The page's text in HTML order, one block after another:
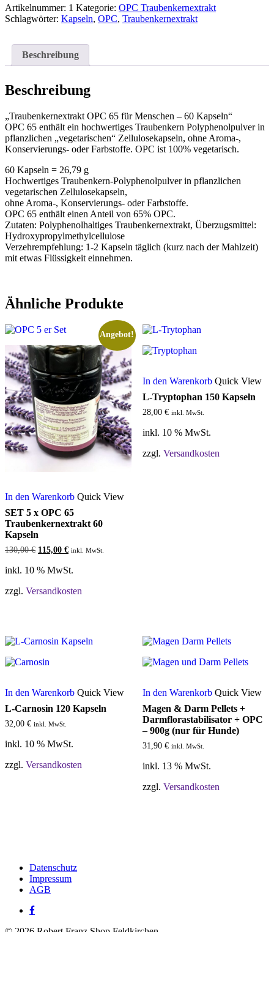
60
Kapseln
Artikelnummer: 1 Kategorie: OPC Traubenkernextrakt
Schlagwörter: Kapseln, OPC, Traubenkernextrakt
Beschreibung
Beschreibung
„Traubenkernextrakt OPC 65 für Menschen – 60 Kapseln“
OPC 65 enthält ein hochwertiges Traubenkern Polyphenolpulver in
pflanzlichen „vegetarischen“ Zellulosekapseln, ohne Aroma-,
Konservierungs- oder Farbstoffe. OPC ist 100% vegetarisch.
60 Kapseln = 26,79 g
Hochwertiges Traubenkern-Polyphenolpulver in pflanzlichen
vegetarischen Zellulosekapseln,
ohne Aroma-, Konservierungs- oder Farbstoffe.
OPC 65 enthält einen Anteil von 65% OPC.
Zutaten: Polyphenolhaltiges Traubenkernextrakt, Überzugsmittel:
Hydroxypropylmethylcellulose
Verzehrempfehlung: 1-2 Kapseln täglich (kurz nach der Mahlzeit)
mit etwas Flüssigkeit einnehmen.
Ähnliche Produkte
Angebot!
In den Warenkorb Quick View
SET 5 x OPC 65
Traubenkernextrakt 60
Kapseln
130,00€ Ursprünglicher
war:
115,00 €Aktueller
ist:
inkl. MwSt.
inkl. 10 % MwSt.
zzgl. Versandkosten
In den Warenkorb Quick View
L-Tryptophan 150 Kapseln
28,00 € inkl. MwSt.
inkl. 10 % MwSt.
zzgl. Versandkosten
In den Warenkorb Quick View
L-Carnosin 120 Kapseln
32,00 € inkl. MwSt.
inkl. 10 % MwSt.
zzgl. Versandkosten
In den Warenkorb Quick View
Magen & Darm Pellets +
Darmflorastabilisator + OPC
– 900g (nur für Hunde)
31,90 € inkl. MwSt.
inkl. 13 % MwSt.
zzgl. Versandkosten
Datenschutz
Impressum
AGB
facebook
© 2026 Robert Franz Shop Feldkirchen.